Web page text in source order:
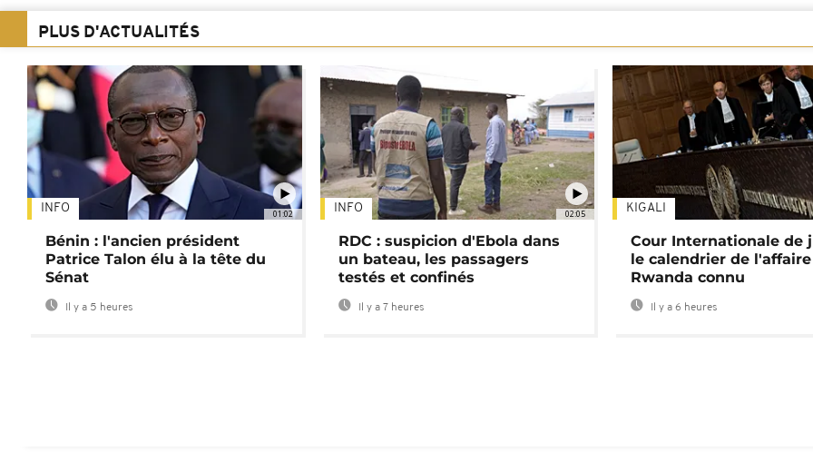
PLUS D'ACTUALITÉS
01:02
INFO
Bénin : l'ancien président
Patrice Talon élu à la tête du
Sénat
Il y a 5 heures
02:05
INFO
RDC : suspicion d'Ebola dans
un bateau, les passagers
testés et confinés
Il y a 7 heures
KIGALI
Cour Internationale de
le calendrier de l'affaire
Rwanda connu
Il y a 6 heures